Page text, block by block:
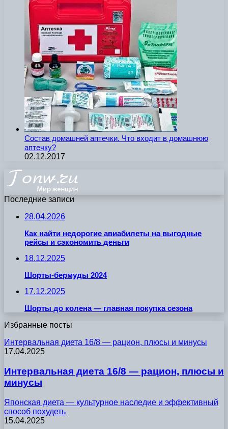
Состав домашней аптечки. Что входит в домашнюю
аптечку?
02.12.2017
Последние записи
28.04.2026
Как найти недорогие авиабилеты на выгодные
рейсы и сэкономить деньги
18.12.2025
Шорты-бермуды 2024
17.12.2025
Шорты до колена — главная покупка сезона
Избранные посты
Интервальная диета 16/8 — рацион, плюсы и минусы
17.04.2025
Интервальная диета 16/8 — рацион, плюсы и
минусы
Японская диета — культурное наследие и эффективный
способ похудеть
15.04.2025